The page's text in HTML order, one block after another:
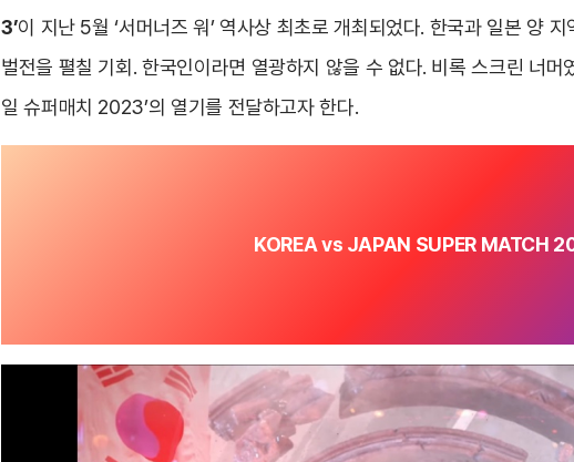
3’이 지난 5월 ‘서머너즈 워’ 역사상 최초로 개최되었다. 한국과 일본 양
벌전을 펼칠 기회. 한국인이라면 열광하지 않을 수 없다. 비록 스크린 너머
일 슈퍼매치 2023’의 열기를 전달하고자 한다.
KOREA vs JAPAN SUPER MATCH